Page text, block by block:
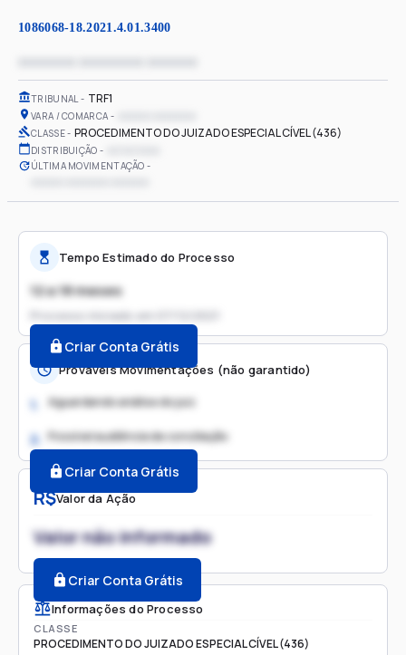
1086068-18.2021.4.01.3400
TRIBUNAL TRF1
VARA / COMARCA
CLASSE PROCEDIMENTO DO JUIZADO ESPECIAL CÍVEL (436)
DISTRIBUIÇÃO
ÚLTIMA MOVIMENTAÇÃO
R$Valor da Ação
Valor não informado
Criar Conta Grátis
Informações do Processo
CLASSE
PROCEDIMENTO DO JUIZADO ESPECIAL CÍVEL (436)
Tempo Estimado do Processo
12 a 18 meses
Processo iniciado em
Criar Conta Grátis
Prováveis Movimentações (não garantido)
1. Aguardando análise do juiz
2. Possível audiência de conciliação
Criar Conta Grátis